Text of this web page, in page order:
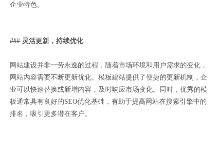
企业特色。
### 灵活更新，持续优化
网站建设并非一劳永逸的过程，随着市场环境和用户需求的变化，
网站内容需要不断更新优化。模板建站提供了便捷的更新机制，企
业可以快速替换或新增内容，及时响应市场变化。同时，优秀的模
板通常具有良好的SEO优化基础，有助于提高网站在搜索引擎中的
排名，吸引更多潜在客户。